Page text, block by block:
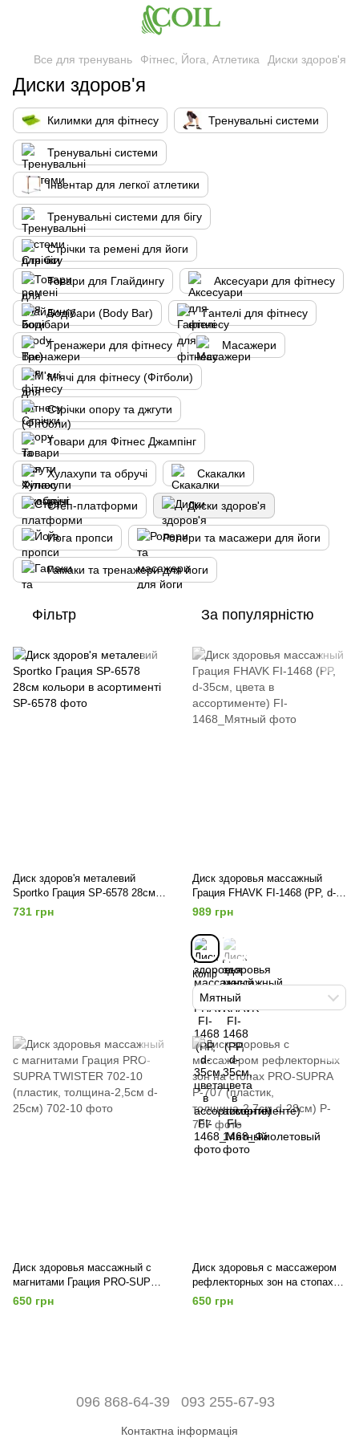
Все для тренувань Фітнес, Йога, Атлетика Диски здоров'я
Диски здоров'я
Килимки для фітнесу Тренувальні системи
Тренувальні системи
Інвентар для легкої атлетики
Тренувальні системи для бігу
Стрічки та ремені для йоги
Товари для Глайдингу Аксесуари для фітнесу
Бодібари (Body Bar) Гантелі для фітнесу
Тренажери для фітнесу Масажери
М'ячі для фітнесу (Фітболи)
Стрічки опору та джгути
Товари для Фітнес Джампінг
Хулахупи та обручі Скакалки
Степ-платформи Диски здоров'я
Йога пропси Ролери та масажери для йоги
Гамаки та тренажери для йоги
Фільтр За популярністю
Диск здоров'я металевий
Sportko Грация SP-6578 28см
кольори в асортименті
731 грн
Диск здоровья массажный
Грация FHAVK FI-1468 (PP, d-
35см, цвета в ассортименте)
989 грн
Колір
Мятный
Диск здоровья массажный с
магнитами Грация PRO-SUPRA
TWISTER 702-10 (пластик,
толщина-2,5см d-25см)
650 грн
Диск здоровья с массажером
рефлекторных зон на стопах
PRO-SUPRA P-707 (пластик,
толщина-2,7см d-28см)
650 грн
096 868-64-39 093 255-67-93
Контактна інформація